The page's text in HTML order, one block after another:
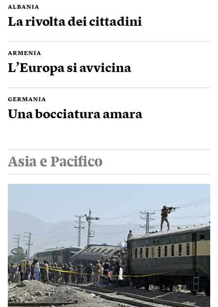
ALBANIA
La rivolta dei cittadini
ARMENIA
L’Europa si avvicina
GERMANIA
Una bocciatura amara
Asia e Pacifico